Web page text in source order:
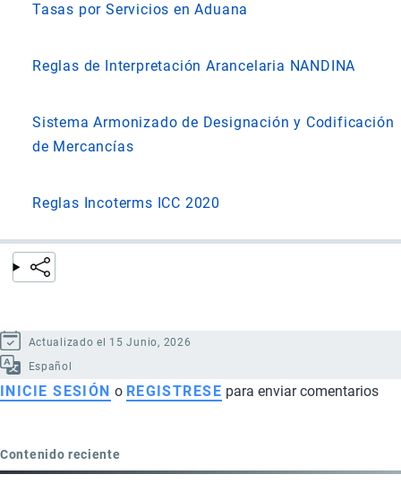
Tasas por Servicios en Aduana
Reglas de Interpretación Arancelaria NANDINA
Sistema Armonizado de Designación y Codificación
de Mercancías
Reglas Incoterms ICC 2020
Actualizado el 15 Junio, 2026
Español
INICIE SESIÓN o REGISTRESE para enviar comentarios
Contenido reciente